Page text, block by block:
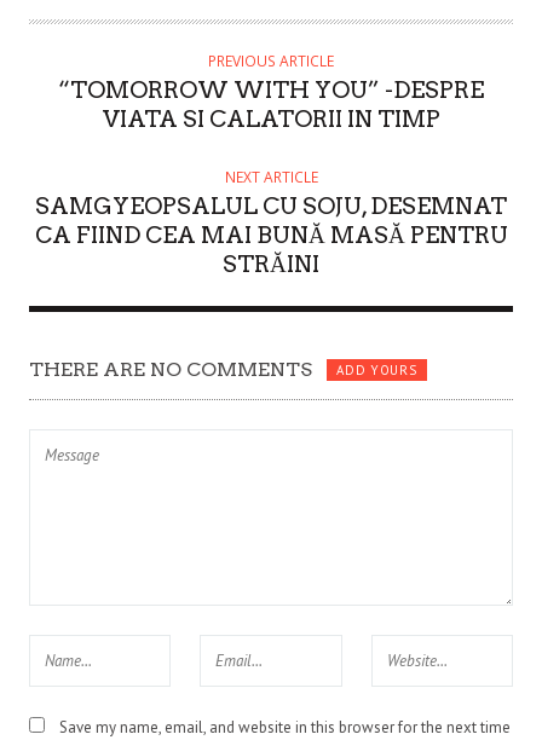
H
PREVIOUS ARTICLE
“TOMORROW WITH YOU” -DESPRE
VIATA SI CALATORII IN TIMP
NEXT ARTICLE
SAMGYEOPSALUL CU SOJU, DESEMNAT
CA FIIND CEA MAI BUNĂ MASĂ PENTRU
STRĂINI
THERE ARE NO COMMENTS ADD YOURS
Save my name, email, and website in this browser for the next time